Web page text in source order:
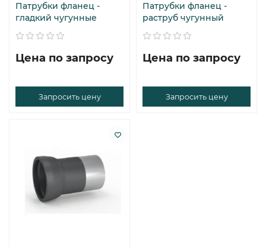
Патрубки фланец -
гладкий чугунные
Цена по запросу
Запросить цену
Патрубки фланец -
раструб чугунный
Цена по запросу
Запросить цену